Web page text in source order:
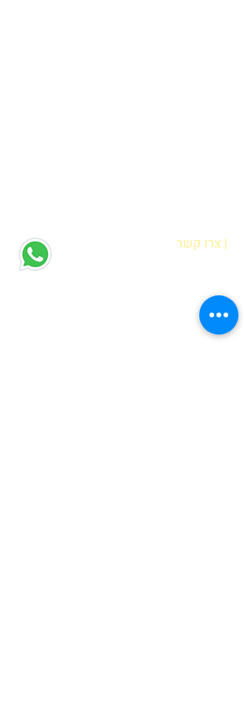
| צרו קשר
רח' מוטה גור 6 קריית מוצקין
(הגעה בתיאום מראש בלבד)
hadas@meyda-le.co.il